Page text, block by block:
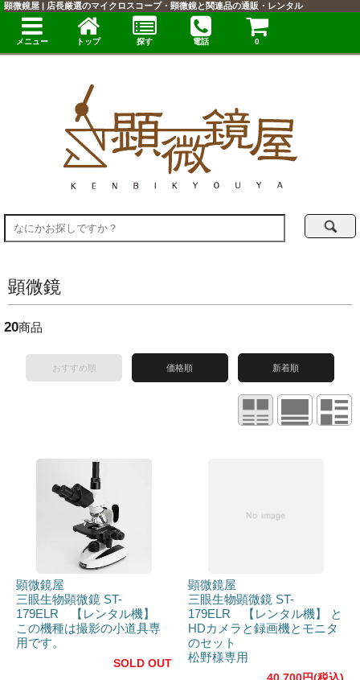
顕微鏡
20商品
おすすめ順 価格順 新着順
顕微鏡屋
三眼生物顕微鏡 ST-
179ELR 【レンタル機】
この機種は撮影の小道具専
用です。
SOLD OUT
顕微鏡屋
三眼生物顕微鏡 ST-
179ELR 【レンタル機】 と
HDカメラと録画機とモニタ
のセット
松野様専用
顕微鏡屋 | 店長厳選のマイクロスコープ・顕微鏡と関連品の通販・レンタル
メニュー トップ 探す 電話 0